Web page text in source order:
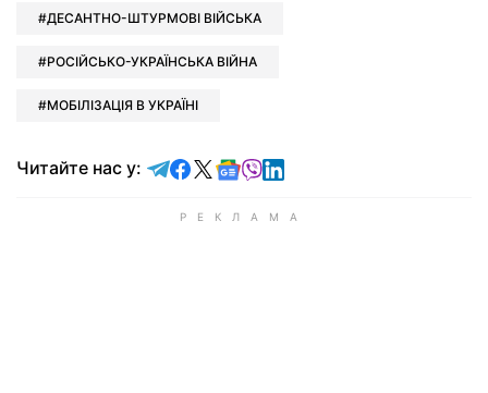
ДЕСАНТНО-ШТУРМОВІ ВІЙСЬКА
РОСІЙСЬКО-УКРАЇНСЬКА ВІЙНА
МОБІЛІЗАЦІЯ В УКРАЇНІ
Читайте нас у: Читайте у Telegram
Читайте у Facebook
Читайте у X
Читайте у Google news
Читайте у Viber
Читайте у LinkedIn